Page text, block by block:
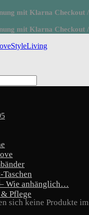
mit Klarna Checkout
mit Klarna Checkout
sich keine Produkte
Wie anhänglich…
Pflege